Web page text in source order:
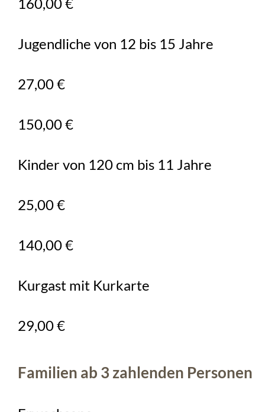
Jugendliche von 12 bis 15 Jahre
27,00 €
150,00 €
Kinder von 120 cm bis 11 Jahre
25,00 €
140,00 €
Kurgast mit Kurkarte
29,00 €
Familien ab 3 zahlenden Personen